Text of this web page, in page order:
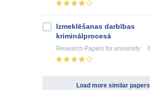
Izmeklēšanas darbības
kriminālprocesā
Research Papers for university
Load more similar papers